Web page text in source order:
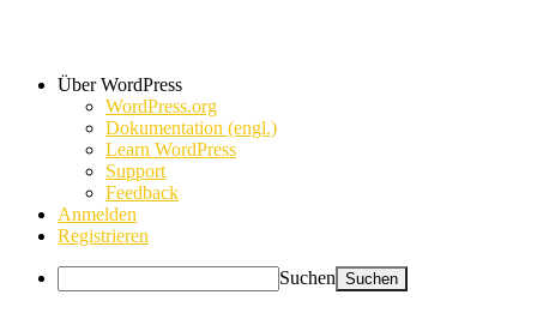
Über WordPress
WordPress.org
Dokumentation (engl.)
Learn WordPress
Support
Feedback
Anmelden
Registrieren
Suchen